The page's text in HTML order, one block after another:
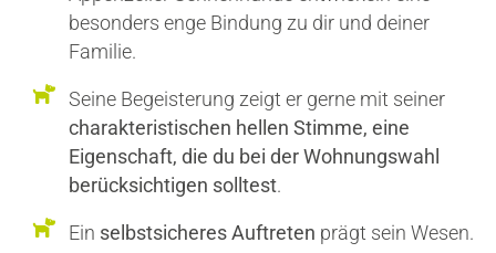
besonders enge Bindung zu dir und deiner
Familie.
Seine Begeisterung zeigt er gerne mit seiner
charakteristischen hellen Stimme, eine
Eigenschaft, die du bei der Wohnungswahl
berücksichtigen solltest.
Ein selbstsicheres Auftreten prägt sein Wesen.